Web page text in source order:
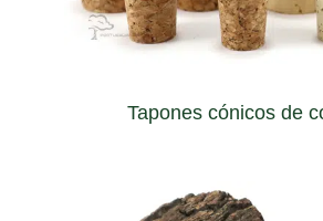
Tapones cónicos de
Personalizando la dimensión de los
(longitud X diámetro superior /
podemos crear un tapón que encaje